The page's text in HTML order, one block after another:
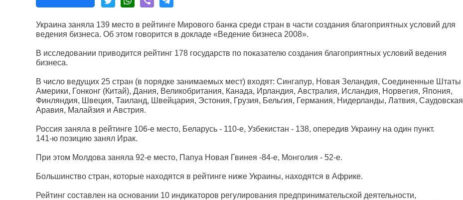
Украина заняла 139 место в рейтинге Мирового банка среди стран в части создания благоприятных условий для
ведения бизнеса. Об этом говорится в докладе «Ведение бизнеса 2008».
В исследовании приводится рейтинг 178 государств по показателю создания благоприятных условий ведения
бизнеса.
В число ведущих 25 стран (в порядке занимаемых мест) входят: Сингапур, Новая Зеландия, Соединенные Штаты
Америки, Гонконг (Китай), Дания, Великобритания, Канада, Ирландия, Австралия, Исландия, Норвегия, Япония,
Финляндия, Швеция, Таиланд, Швейцария, Эстония, Грузия, Бельгия, Германия, Нидерланды, Латвия, Саудовская
Аравия, Малайзия и Австрия.
Россия заняла в рейтинге 106-е место, Беларусь - 110-е, Узбекистан - 138, опередив Украину на один пункт.
141-ю позицию занял Ирак.
При этом Молдова заняла 92-е место, Папуа Новая Гвинея -84-е, Монголия - 52-е.
Большинство стран, которые находятся в рейтинге ниже Украины, находятся в Африке.
Рейтинг составлен на основании 10 индикаторов регулирования предпринимательской деятельности,